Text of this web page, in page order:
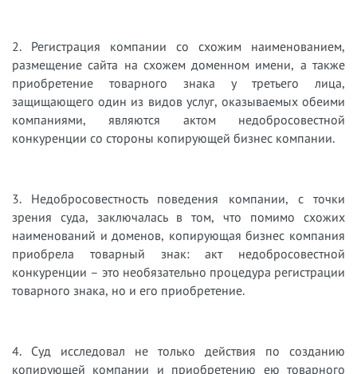
2. Регистрация компании со схожим наименованием,
размещение сайта на схожем доменном имени, а также
приобретение товарного знака у третьего лица,
защищающего один из видов услуг, оказываемых обеими
компаниями, являются актом недобросовестной
конкуренции со стороны копирующей бизнес компании.
3. Недобросовестность поведения компании, с точки
зрения суда, заключалась в том, что помимо схожих
наименований и доменов, копирующая бизнес компания
приобрела товарный знак: акт недобросовестной
конкуренции – это необязательно процедура регистрации
товарного знака, но и его приобретение.
4. Суд исследовал не только действия по созданию
копирующей компании и приобретению ею товарного